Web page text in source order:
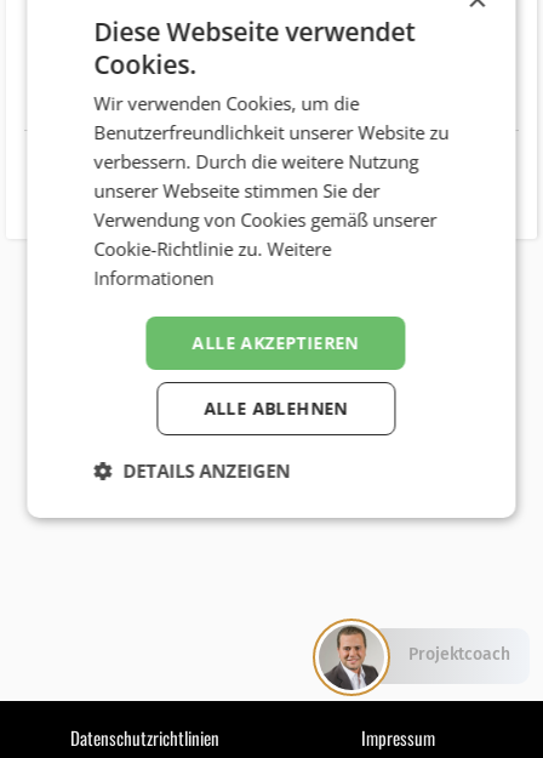
AT 1030 Wien
Telefonnummer +43 (664) 6195700
Website http://www.bufaj.at
Datenschutzrichtlinien Impressum
Diese Webseite verwendet
Cookies.
Wir verwenden Cookies, um die
Benutzerfreundlichkeit unserer Website zu
verbessern. Durch die weitere Nutzung
unserer Webseite stimmen Sie der
Verwendung von Cookies gemäß unserer
Cookie-Richtlinie zu.Weitere
Informationen
ALLE AKZEPTIEREN
ALLE ABLEHNEN
DETAILS ANZEIGEN
Projektcoach